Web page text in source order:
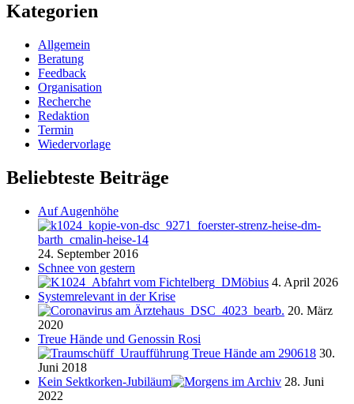
Kategorien
Allgemein
Beratung
Feedback
Organisation
Recherche
Redaktion
Termin
Wiedervorlage
Beliebteste Beiträge
Auf Augenhöhe
24. September 2016
Schnee von gestern
4. April 2026
Systemrelevant in der Krise
20. März
2020
Treue Hände und Genossin Rosi
30.
Juni 2018
Kein Sektkorken-Jubiläum
28. Juni
2022